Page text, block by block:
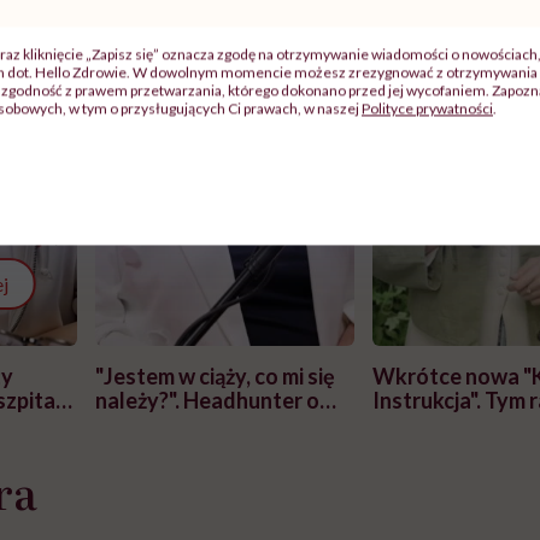
"Jestem w ciąży, co mi się
należy?". Headhunter o
Wkrótce nowa
Instrukcja". Tym
kliknięcie „Zapisz się” oznacza zgodę na otrzymywanie wiadomości o
dot. Hello Zdrowie. W dowolnym momencie możesz zrezygnować z
zgodność z prawem przetwarzania, którego dokonano przed jej wycofaniem.
w tym o przysługujących Ci prawach, w naszejPolityce prywatności.